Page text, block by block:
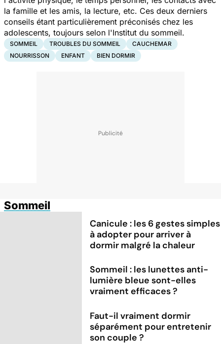
la famille et les amis, la lecture, etc. Ces deux derniers
conseils étant particulièrement préconisés chez les
adolescents, toujours selon l'Institut du sommeil.
SOMMEIL TROUBLES DU SOMMEIL
CAUCHEMAR
NOURRISSON
ENFANT BIEN DORMIR
Sommeil
Canicule : les 6 gestes simples
à adopter pour arriver à
dormir malgré la chaleur
Sommeil : les lunettes anti-
lumière bleue sont-elles
vraiment efficaces ?
Faut-il vraiment dormir
séparément pour entretenir
son couple ?